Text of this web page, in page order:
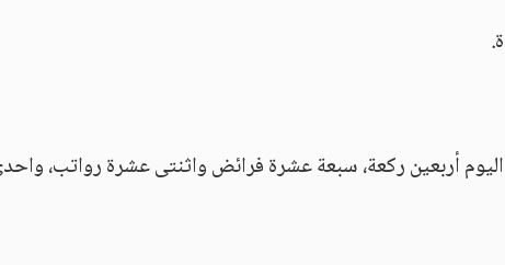
أربعين ركعة، سبعة عشرة فرائض واثنتى عشرة رواتب،